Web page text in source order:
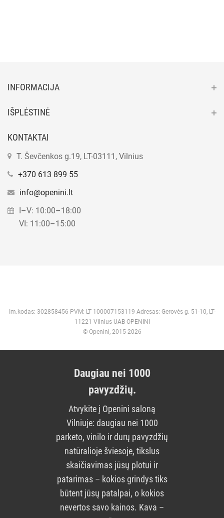
INFORMACIJA
IŠPLĖSTINĖ
KONTAKTAI
T. Ševčenkos g.19, LT-03111, Vilnius
+370 613 899 55
info@openini.lt
I–V: 10:00–18:00
VI: 11:00–15:00
Im.kodas: 302858456 PVM: LT 100007153119 Adresas: Gerovės g. 51-10, LT-
11221 Vilnius UAB OPENINI
© Openini, 2015-2026
Daugiau nei 1000
pavyzdžių.
Atvykite į Openini saloną
Vilniuje: daugiau nei 1000
parketo, vinilo ir durų pavyzdžių
natūralioje šviesoje, tikslus
skaičiavimas jūsų plotui ir
patarimas – kokios grindys tiks
būtent jūsų patalpai, o kokios
nevertos savo kainos. Kava –